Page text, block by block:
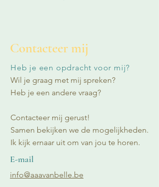
Contacteer mij
Heb je een opdracht voor mij?
Wil je graag met mij spreken?
Heb je een andere vraag?
Contacteer mij gerust!
Samen bekijken we de mogelijkheden.
Ik kijk ernaar uit om van jou te horen.
E-mail
info@aaavanbelle.be